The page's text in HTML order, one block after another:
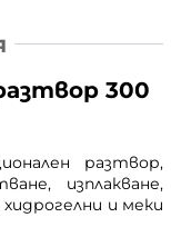
300
разтвор,
изплакване,
и меки